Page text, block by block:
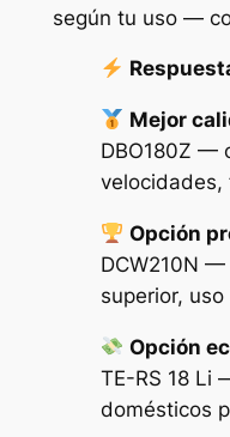
según tu uso —
Mejor
DBO180Z —
velocidades,
Opción
DCW210N
superior,
Opción
TE-RS 18 Li
domésticos